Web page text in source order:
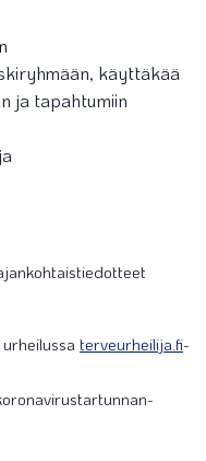
käyttäkää
ja tapahtumiin
terveurheilija.fi-